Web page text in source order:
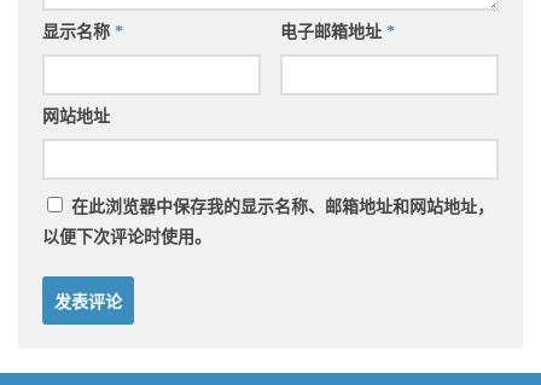
显示名称 * 电子邮箱地址 *
网站地址
在此浏览器中保存我的显示名称、邮箱地址和网站地址，
以便下次评论时使用。